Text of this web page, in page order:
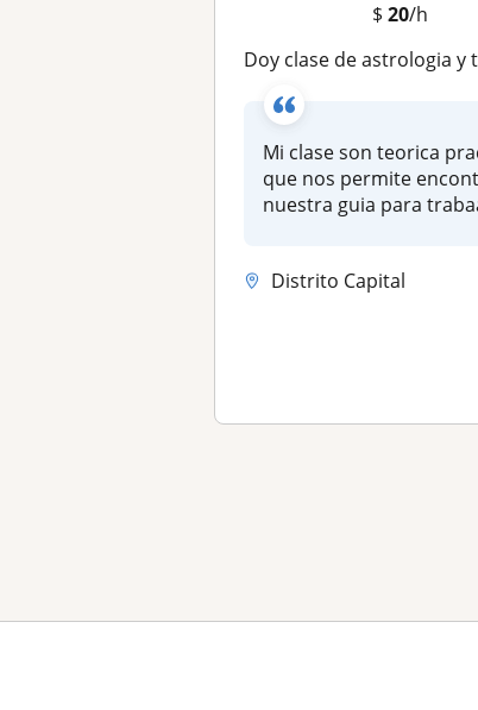
$20/h
Doy clase de astrologia y tarot evolutivo para encontrar
Mi clase son teorica
que nos permite
nuestra guia para
Distrito Capital